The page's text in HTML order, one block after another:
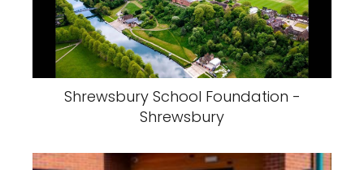
Shrewsbury School Foundation -
Shrewsbury